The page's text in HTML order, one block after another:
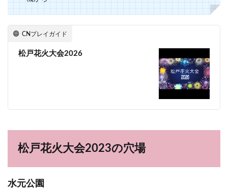
CNプレイガイド
松戸花火大会2026
松戸花火大会2023の穴場
水元公園